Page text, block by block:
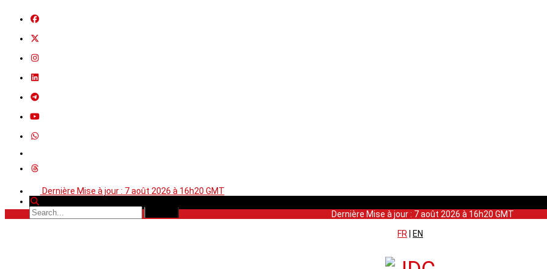
Dernière Mise à jour : 7 août 2026 à 16h20 GMT
Dernière Mise à jour : 7 août 2026 à 16h20 GMT
FR
EN